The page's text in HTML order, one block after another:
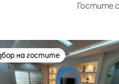
Гостите
на гостите
на гостите